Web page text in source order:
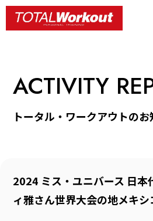
ACTIVITY
トータル・ワークアウトのお
2024 ミス・ユニバース 日本
ィ雅さん世界大会の地メキシ